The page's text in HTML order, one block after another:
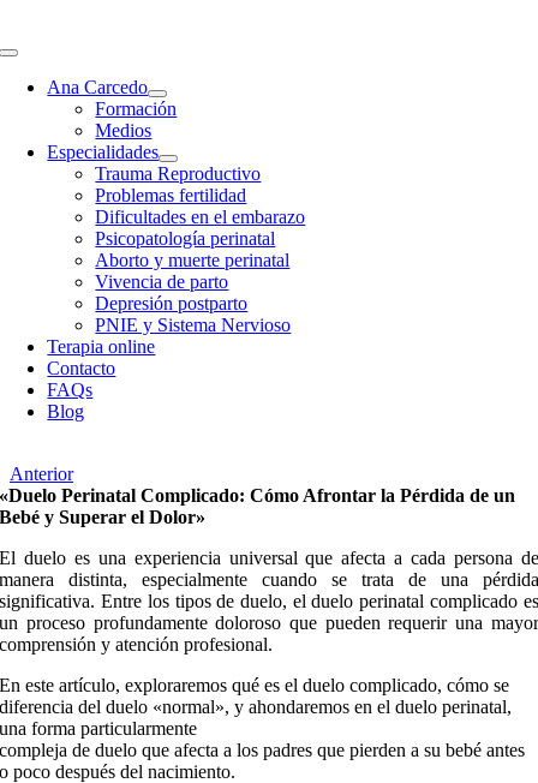
Saltar
contenido
Toggle
NavigationAna Carcedo
Formación
Medios
Especialidades
Trauma Reproductivo
Problemas fertilidad
Dificultades en el embarazo
Psicopatología perinatal
Aborto y muerte perinatal
Vivencia de parto
Depresión postparto
PNIE y Sistema Nervioso
Terapia online
Contacto
FAQs
Blog
Anterior
«Duelo Perinatal Complicado: Cómo Afrontar la Pérdida de un
Bebé y Superar el Dolor»
El duelo es una experiencia universal que afecta a cada persona de
manera distinta, especialmente cuando se trata de una pérdida
significativa. Entre los tipos de duelo, el duelo perinatal complicado es
un proceso profundamente doloroso que pueden requerir una mayor
comprensión y atención profesional.
En este artículo, exploraremos qué es el duelo complicado, cómo se
diferencia del duelo «normal», y ahondaremos en el duelo perinatal,
una forma particularmente
compleja de duelo que afecta a los padres que pierden a su bebé antes
o poco después del nacimiento.